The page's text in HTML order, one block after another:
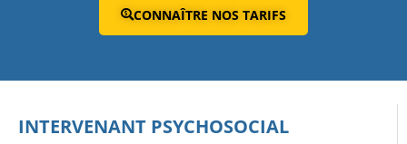
CONNAÎTRE NOS TARIFS
INTERVENANT PSYCHOSOCIAL